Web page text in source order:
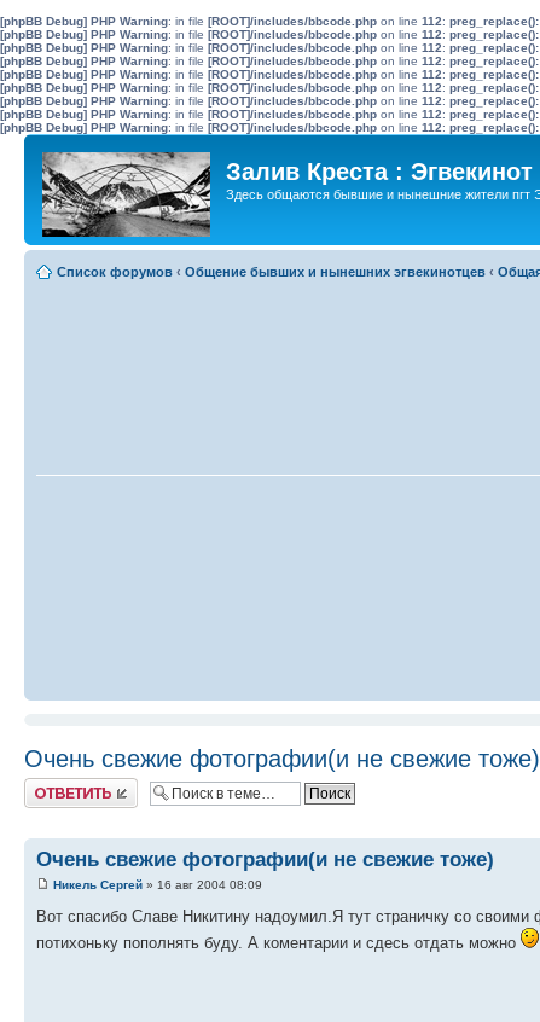
[phpBB Debug] PHP Warning: in file [ROOT]/includes/bbcode.php on line 112:
[phpBB Debug] PHP Warning: in file [ROOT]/includes/bbcode.php on line 112:
[phpBB Debug] PHP Warning: in file [ROOT]/includes/bbcode.php on line 112:
[phpBB Debug] PHP Warning: in file [ROOT]/includes/bbcode.php on line 112:
[phpBB Debug] PHP Warning: in file [ROOT]/includes/bbcode.php on line 112:
[phpBB Debug] PHP Warning: in file [ROOT]/includes/bbcode.php on line 112:
[phpBB Debug] PHP Warning: in file [ROOT]/includes/bbcode.php on line 112:
[phpBB Debug] PHP Warning: in file [ROOT]/includes/bbcode.php on line 112:
[phpBB Debug] PHP Warning: in file [ROOT]/includes/bbcode.php on line 112:
Залив Креста : Эгвекинот
Здесь общаются бывшие и нынешние жители пгт
Список форумов ‹ Общение бывших и нынешних эгвекинотцев ‹
Очень свежие фотографии(и не свежие тоже)
Ответить
Очень свежие фотографии(и не свежие тоже)
Никель Сергей » 16 авг 2004 08:09
Вот cпасибо Славе Никитину надоумил.Я тут страничку со своими
потихоньку пополнять буду. А коментарии и сдесь отдать можно